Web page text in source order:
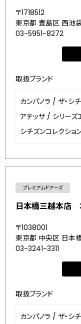
〒1718512
東京都 豊島区 西池
03-5951-8272
取扱ブランド
カンパノラ / ザ・シ
アテッサ / シリーズ
シチズンコレクショ
プレミアムドアーズ
日本橋三越本店
〒1038001
東京都 中央区 日本
03-3241-3311
取扱ブランド
カンパノラ / ザ・シ